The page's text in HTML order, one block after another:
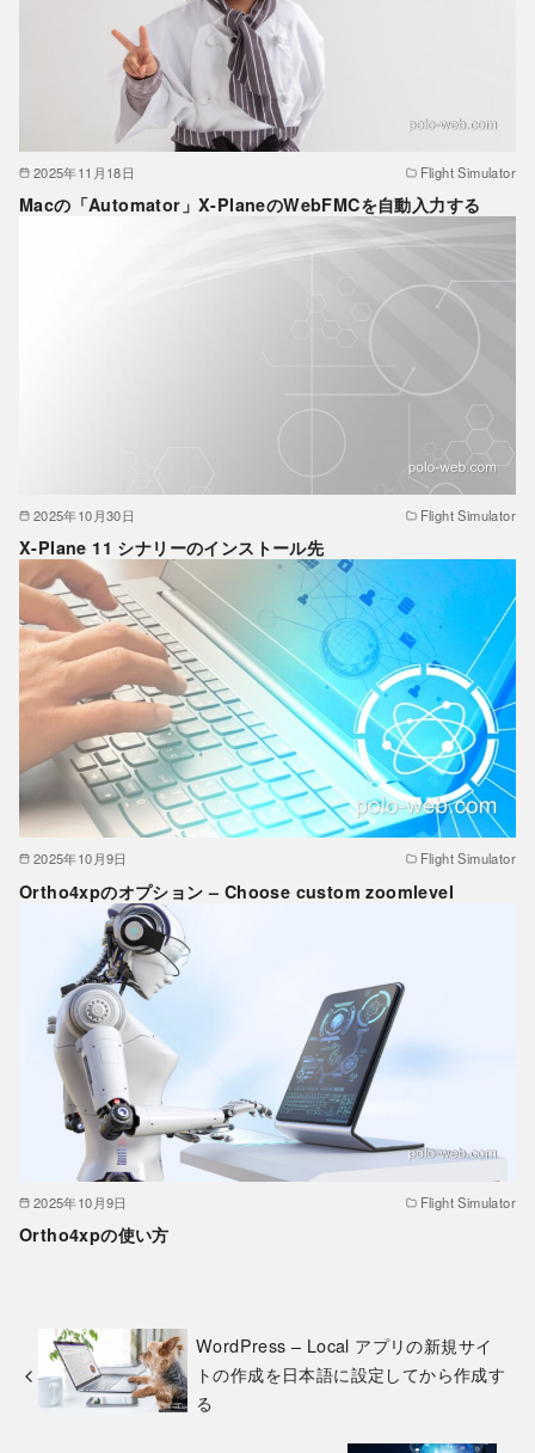
2025年11月18日 Flight Simulator
Macの「Automator」X-PlaneのWebFMCを自動入力する
2025年10月30日 Flight Simulator
X-Plane 11 シナリーのインストール先
2025年10月9日 Flight Simulator
Ortho4xpのオプション – Choose custom zoomlevel
2025年10月9日 Flight Simulator
Ortho4xpの使い方
WordPress – Local アプリの新規サイ
トの作成を日本語に設定してから作成す
る